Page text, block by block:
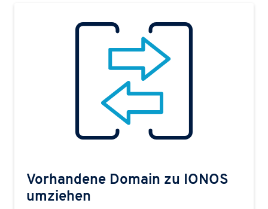
Vorhandene Domain zu IONOS
umziehen